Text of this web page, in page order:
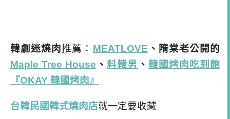
韓劇迷燒肉推薦： MEATLOVE 、隋棠老公開的
Maple Tree House 、料韓男 、 韓國烤肉吃到飽
『OKAY 韓國烤肉』
台韓民國韓式燒肉店就一定要收藏